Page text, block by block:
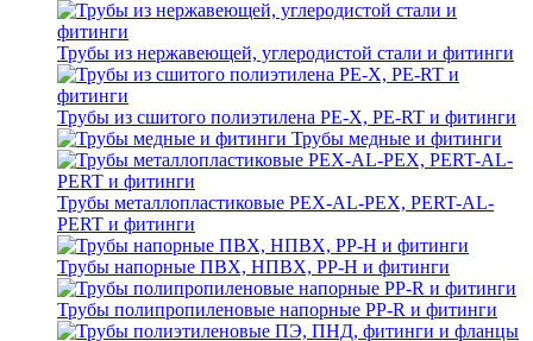
Трубы из нержавеющей, углеродистой стали и фитинги
Трубы из сшитого полиэтилена PE-X, PE-RT и фитинги
Трубы медные и фитинги
Трубы металлопластиковые PEX-AL-PEX, PERT-AL-
PERT и фитинги
Трубы напорные ПВХ, НПВХ, PP-H и фитинги
Трубы полипропиленовые напорные PP-R и фитинги